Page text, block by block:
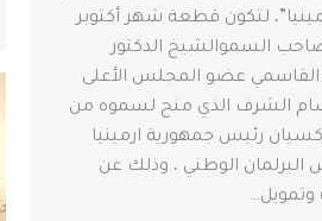
لتكون قطعة شهر أكتوبر
صاحب السموالشيخ الدكتور
عضو المجلس الأعلى
الشرف الذي منح لسموه من
رئيس جمهورية ارمينيا
البرلمان الوطني ، وذلك عن
وتمويل…